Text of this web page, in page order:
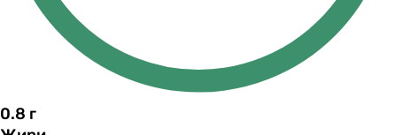
0.8 г